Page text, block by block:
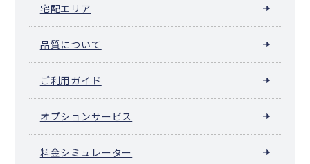
宅配エリア
品質について
ご利用ガイド
オプションサービス
料金シミュレーター